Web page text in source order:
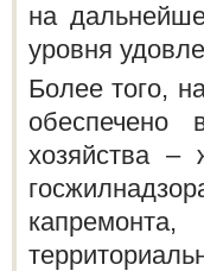
на
уровня
Более того,
обеспечено
хозяйства –